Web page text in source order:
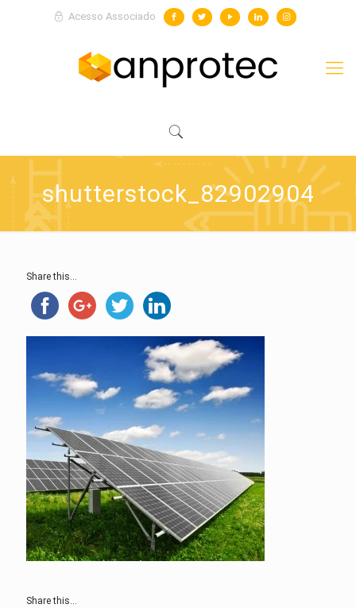
Acesso Associado
shutterstock_82902904
Share this...
Share this...